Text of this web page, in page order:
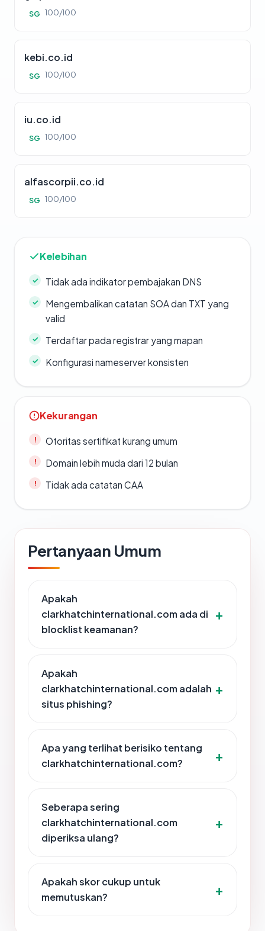
SG 100/100
kebi.co.id
SG 100/100
iu.co.id
SG 100/100
alfascorpii.co.id
SG 100/100
Kelebihan
Tidak ada indikator pembajakan DNS
Mengembalikan catatan SOA dan TXT yang
valid
Terdaftar pada registrar yang mapan
Konfigurasi nameserver konsisten
Kekurangan
Otoritas sertifikat kurang umum
Domain lebih muda dari 12 bulan
Tidak ada catatan CAA
Pertanyaan Umum
Apakah
clarkhatchinternational.com ada di
blocklist keamanan?
Apakah
clarkhatchinternational.com adalah
situs phishing?
Apa yang terlihat berisiko tentang
clarkhatchinternational.com?
Seberapa sering
clarkhatchinternational.com
diperiksa ulang?
Apakah skor cukup untuk
memutuskan?